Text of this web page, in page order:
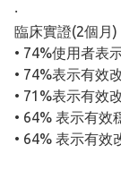
‧
臨床實證(2個月)
• 74%使用者表
• 74%表示有效
• 71%表示有效
• 64% 表示有效
• 64% 表示有效